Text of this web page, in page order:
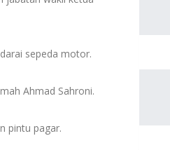
sepeda motor.
Ahmad Sahroni.
pintu pagar.